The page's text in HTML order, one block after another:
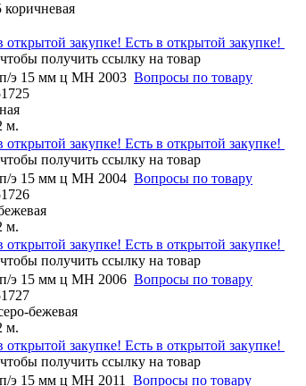
коричневая
Есть в открытой закупке!
п/э 15 мм ц МН 2003 Вопросы по товару
м.
Есть в открытой закупке!
п/э 15 мм ц МН 2004 Вопросы по товару
м.
Есть в открытой закупке!
п/э 15 мм ц МН 2006 Вопросы по товару
бежевая
м.
Есть в открытой закупке!
э 15 мм ц МН 2011 Вопросы по товару